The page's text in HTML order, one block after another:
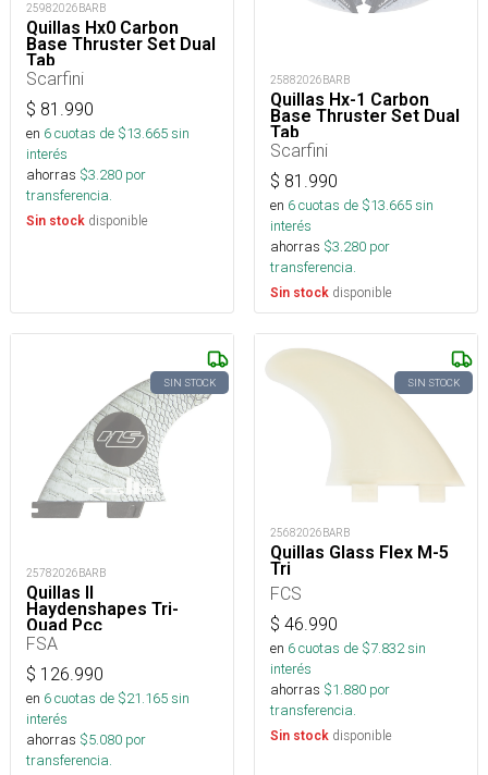
25982026BARB
Quillas Hx0 Carbon
Base Thruster Set Dual
Tab
Scarfini
$ 81.990
en 6cuotas de $13.665sin
interés
ahorras $3.280 por
transferencia.
Sin stock disponible
25882026BARB
Quillas Hx-1 Carbon
Base Thruster Set Dual
Tab
Scarfini
$ 81.990
en 6cuotas de $13.665sin
interés
ahorras $3.280 por
transferencia.
Sin stock disponible
SIN STOCK
25782026BARB
Quillas II
Haydenshapes Tri-
Quad Pcc
FSA
$ 126.990
en 6cuotas de $21.165sin
interés
ahorras $5.080 por
transferencia.
SIN STOCK
25682026BARB
Quillas Glass Flex M-5
Tri
FCS
$ 46.990
en 6cuotas de $7.832sin
interés
ahorras $1.880 por
transferencia.
Sin stock disponible